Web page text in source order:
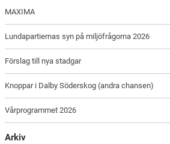
MAXIMA
Lundapartiernas syn på miljöfrågorna 2026
Förslag till nya stadgar
Knoppar i Dalby Söderskog (andra chansen)
Vårprogrammet 2026
Arkiv